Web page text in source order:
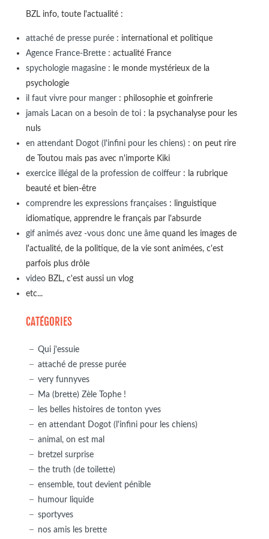
BZL info, toute l'actualité :
attaché de presse purée: international et politique
Agence France-Brette: actualité France
spychologie magasine: le monde mystérieux de la
psychologie
il faut vivre pour manger: philosophie et goinfrerie
jamais Lacan on a besoin de toi: la psychanalyse pour les
nuls
en attendant Dogot (l'infini pour les chiens): on peut rire
de Toutou mais pas avec n'importe Kiki
exercice illégal de la profession de coiffeur: la rubrique
beauté et bien-être
comprendre les expressions françaises: linguistique
idiomatique, apprendre le français par l'absurde
gif animés avez -vous donc une âmequand les images de
l'actualité, de la politique, de la vie sont animées, c'est
parfois plus drôle
videoBZL, c'est aussi un vlog
etc...
CATÉGORIES
Qui j'essuie
attaché de presse purée
very funnyves
Ma (brette) Zèle Tophe !
les belles histoires de tonton yves
en attendant Dogot (l'infini pour les chiens)
animal, on est mal
bretzel surprise
the truth (de toilette)
ensemble, tout devient pénible
humour liquide
sportyves
nos amis les brette